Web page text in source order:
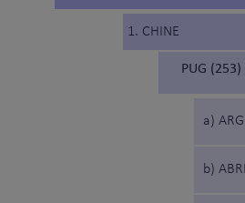
1. CHINE
PUG (253)
a)
b)